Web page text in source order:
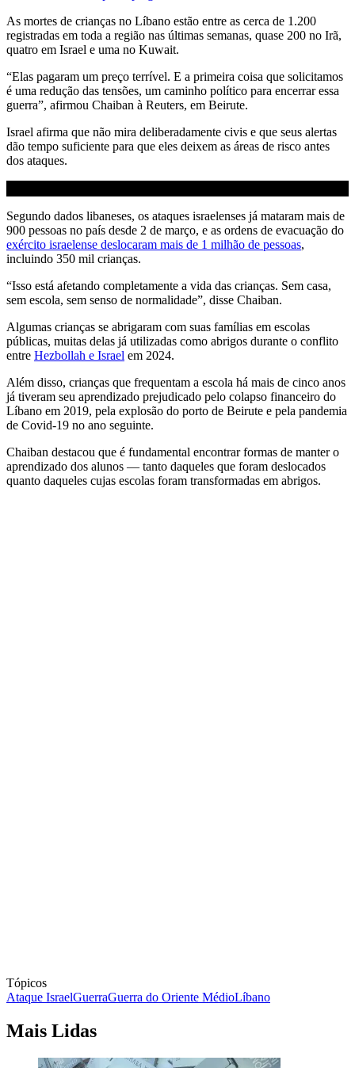
As mortes de crianças no Líbano estão entre as cerca de 1.200
registradas em toda a região nas últimas semanas, quase 200 no Irã,
quatro em Israel e uma no Kuwait.
“Elas pagaram um preço terrível. E a primeira coisa que solicitamos
é uma redução das tensões, um caminho político para encerrar essa
guerra”, afirmou Chaiban à Reuters, em Beirute.
Israel afirma que não mira deliberadamente civis e que seus alertas
dão tempo suficiente para que eles deixem as áreas de risco antes
dos ataques.
Segundo dados libaneses, os ataques israelenses já mataram mais de
900 pessoas no país desde 2 de março, e as ordens de evacuação do
exército israelense deslocaram mais de 1 milhão de pessoas,
incluindo 350 mil crianças.
“Isso está afetando completamente a vida das crianças. Sem casa,
sem escola, sem senso de normalidade”, disse Chaiban.
Algumas crianças se abrigaram com suas famílias em escolas
públicas, muitas delas já utilizadas como abrigos durante o conflito
entre Hezbollah e Israel em 2024.
Além disso, crianças que frequentam a escola há mais de cinco anos
já tiveram seu aprendizado prejudicado pelo colapso financeiro do
Líbano em 2019, pela explosão do porto de Beirute e pela pandemia
de Covid-19 no ano seguinte.
Chaiban destacou que é fundamental encontrar formas de manter o
aprendizado dos alunos — tanto daqueles que foram deslocados
quanto daqueles cujas escolas foram transformadas em abrigos.
Tópicos
Ataque IsraelGuerraGuerra do Oriente MédioLíbano
Mais Lidas